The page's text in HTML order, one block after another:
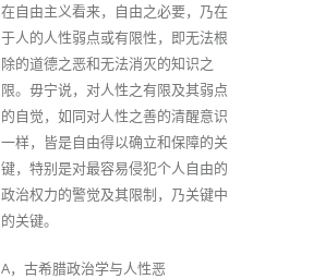
在自由主义看来，自由之必要，乃在
于人的人性弱点或有限性，即无法根
除的道德之恶和无法消灭的知识之
限。毋宁说，对人性之有限及其弱点
的自觉，如同对人性之善的清醒意识
一样，皆是自由得以确立和保障的关
键，特别是对最容易侵犯个人自由的
政治权力的警觉及其限制，乃关键中
的关键。
A，古希腊政治学与人性恶